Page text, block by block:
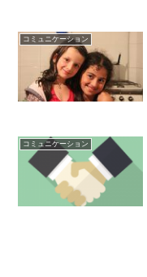
コミュニケーション
コミュニケーション